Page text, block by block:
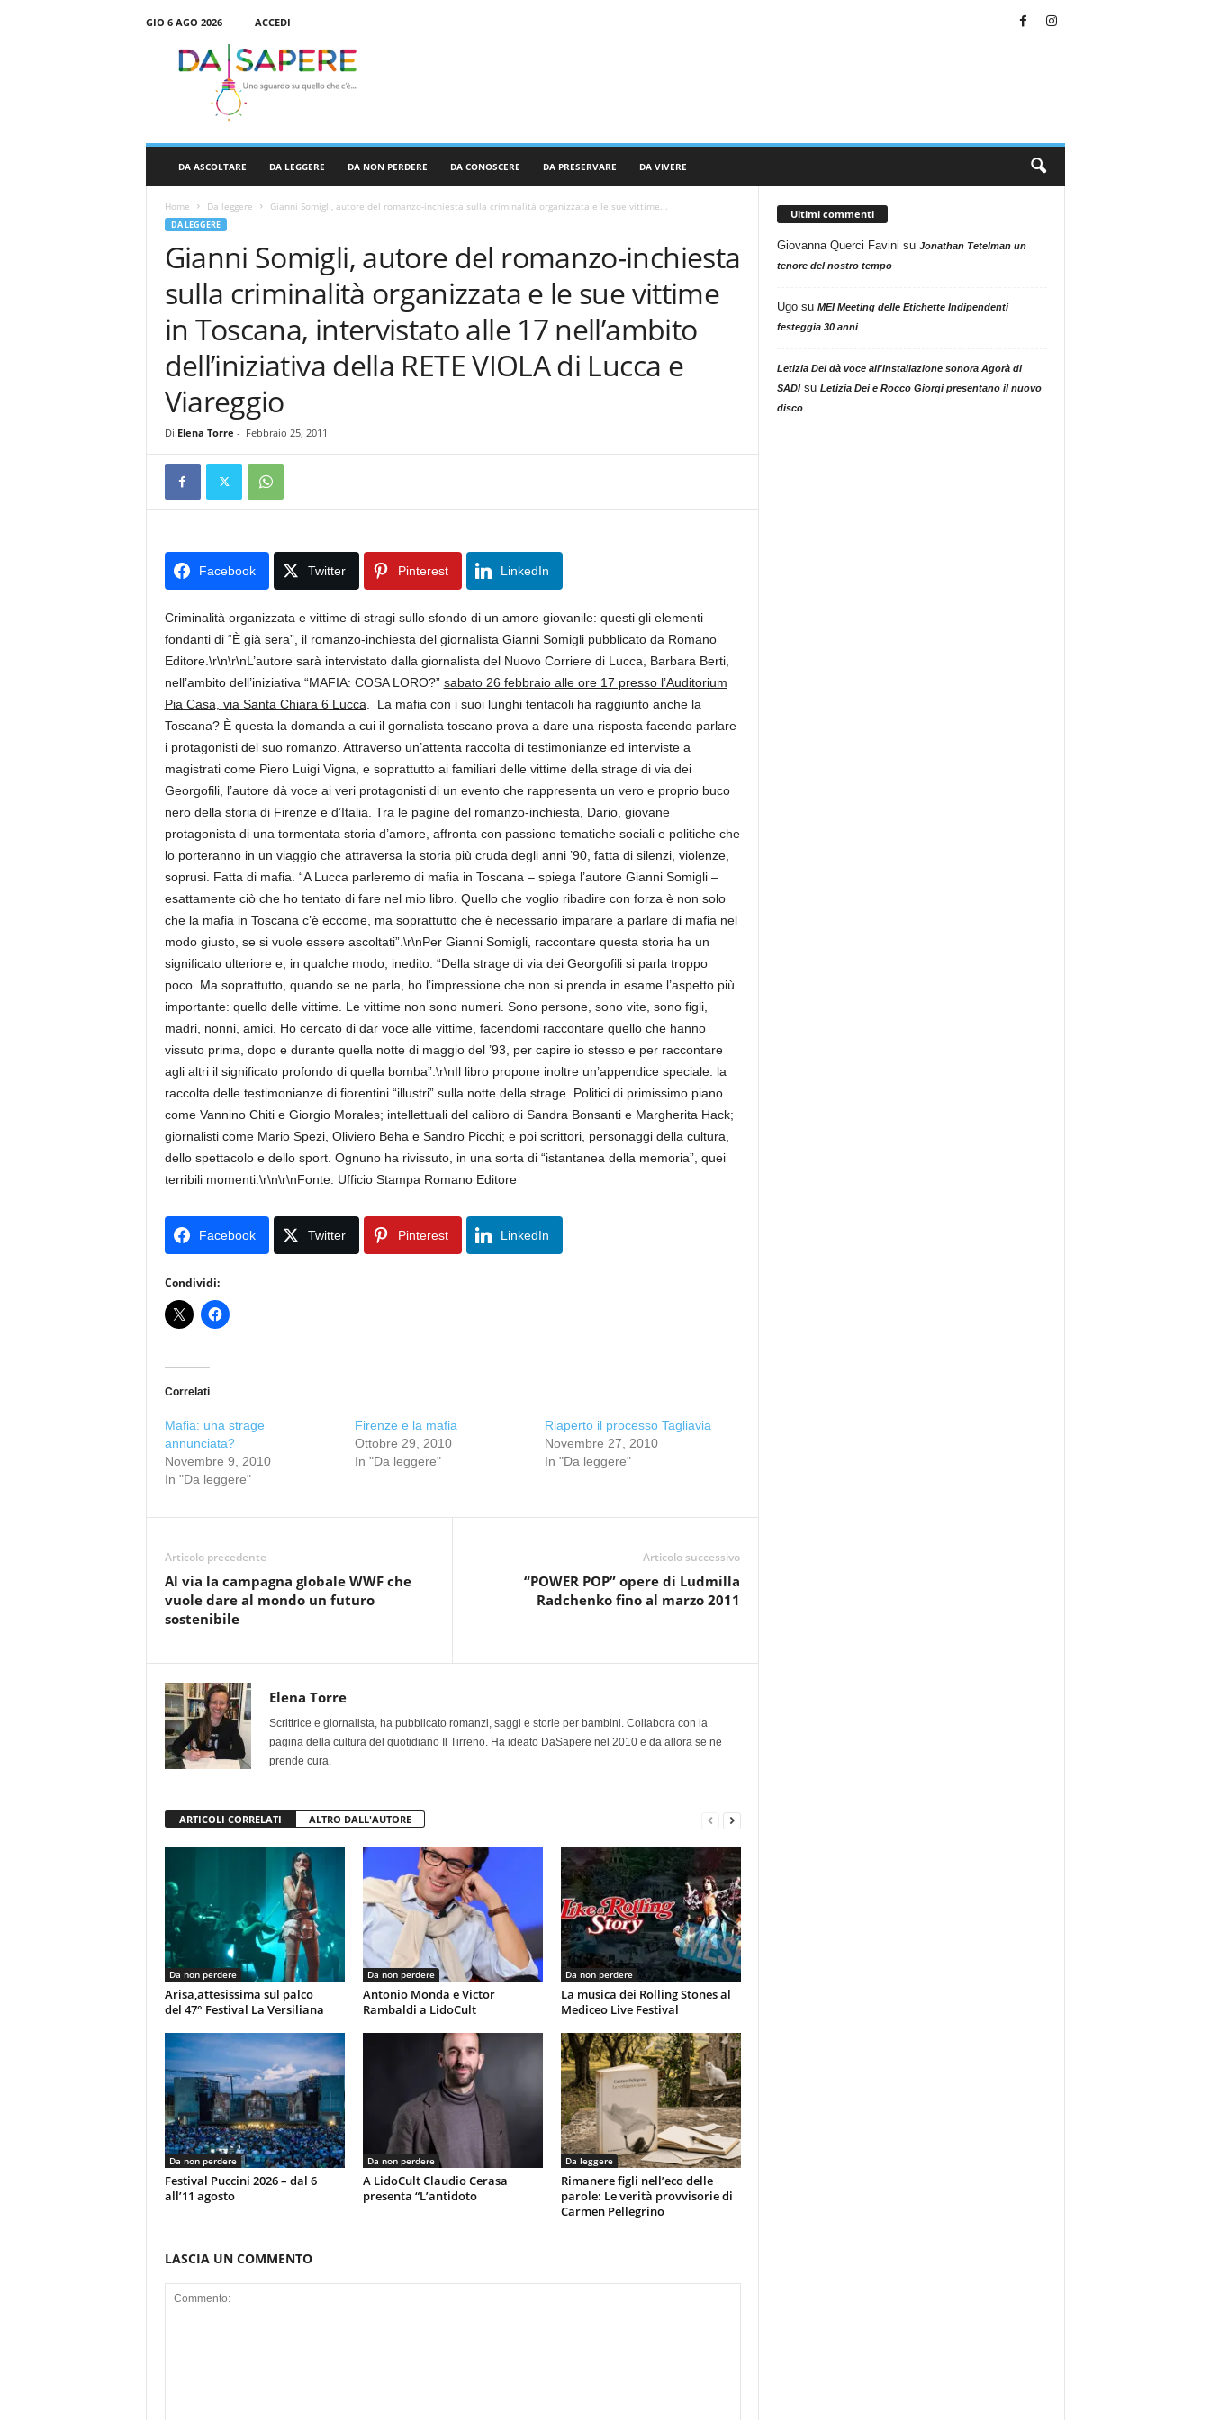
GIO 6 AGO 2026
ACCEDI
DA ASCOLTARE DA LEGGERE DA NON PERDERE DA CONOSCERE DA PRESERVARE DA VIVERE
Home Da leggere Gianni Somigli, autore del romanzo-inchiesta sulla criminalità organizzata e le sue vittime...
DA LEGGERE
Gianni Somigli, autore del romanzo-inchiesta
sulla criminalità organizzata e le sue vittime
in Toscana, intervistato alle 17 nell’ambito
dell’iniziativa della RETE VIOLA di Lucca e
Viareggio
Di Elena Torre - Febbraio 25, 2011
Facebook Twitter Pinterest LinkedIn
Criminalità organizzata e vittime di stragi sullo sfondo di un amore giovanile: questi gli elementi
fondanti di “È già sera”, il romanzo-inchiesta del giornalista Gianni Somigli pubblicato da Romano
Editore.\r\n\r\nL’autore sarà intervistato dalla giornalista del Nuovo Corriere di Lucca, Barbara Berti,
nell’ambito dell’iniziativa “MAFIA: COSA LORO?” sabato 26 febbraio alle ore 17 presso l’Auditorium
Pia Casa, via Santa Chiara 6 Lucca . La mafia con i suoi lunghi tentacoli ha raggiunto anche la
Toscana? È questa la domanda a cui il gornalista toscano prova a dare una risposta facendo parlare
i protagonisti del suo romanzo. Attraverso un’attenta raccolta di testimonianze ed interviste a
magistrati come Piero Luigi Vigna, e soprattutto ai familiari delle vittime della strage di via dei
Georgofili, l’autore dà voce ai veri protagonisti di un evento che rappresenta un vero e proprio buco
nero della storia di Firenze e d’Italia. Tra le pagine del romanzo-inchiesta, Dario, giovane
protagonista di una tormentata storia d’amore, affronta con passione tematiche sociali e politiche che
lo porteranno in un viaggio che attraversa la storia più cruda degli anni ’90, fatta di silenzi, violenze,
soprusi. Fatta di mafia. “A Lucca parleremo di mafia in Toscana – spiega l’autore Gianni Somigli –
esattamente ciò che ho tentato di fare nel mio libro. Quello che voglio ribadire con forza è non solo
che la mafia in Toscana c’è eccome, ma soprattutto che è necessario imparare a parlare di mafia nel
modo giusto, se si vuole essere ascoltati”.\r\nPer Gianni Somigli, raccontare questa storia ha un
significato ulteriore e, in qualche modo, inedito: “Della strage di via dei Georgofili si parla troppo
poco. Ma soprattutto, quando se ne parla, ho l’impressione che non si prenda in esame l’aspetto più
importante: quello delle vittime. Le vittime non sono numeri. Sono persone, sono vite, sono figli,
madri, nonni, amici. Ho cercato di dar voce alle vittime, facendomi raccontare quello che hanno
vissuto prima, dopo e durante quella notte di maggio del ’93, per capire io stesso e per raccontare
agli altri il significato profondo di quella bomba”.\r\nIl libro propone inoltre un’appendice speciale: la
raccolta delle testimonianze di fiorentini “illustri” sulla notte della strage. Politici di primissimo piano
come Vannino Chiti e Giorgio Morales; intellettuali del calibro di Sandra Bonsanti e Margherita Hack;
giornalisti come Mario Spezi, Oliviero Beha e Sandro Picchi; e poi scrittori, personaggi della cultura,
dello spettacolo e dello sport. Ognuno ha rivissuto, in una sorta di “istantanea della memoria”, quei
terribili momenti.\r\n\r\nFonte: Ufficio Stampa Romano Editore
Facebook Twitter Pinterest LinkedIn
Condividi:
Correlati
Mafia: una strage
annunciata?
Novembre 9, 2010
In "Da leggere"
Firenze e la mafia
Ottobre 29, 2010
In "Da leggere"
Riaperto il processo Tagliavia
Novembre 27, 2010
In "Da leggere"
Articolo precedente
Al via la campagna globale WWF che
vuole dare al mondo un futuro
sostenibile
Articolo successivo
“POWER POP” opere di Ludmilla
Radchenko fino al marzo 2011
Elena Torre
Scrittrice e giornalista, ha pubblicato romanzi, saggi e storie per bambini. Collabora con la
pagina della cultura del quotidiano Il Tirreno. Ha ideato DaSapere nel 2010 e da allora se ne
prende cura.
ARTICOLI CORRELATI ALTRO DALL'AUTORE
Da non perdere
Arisa,attesissima sul palco
del 47° Festival La Versiliana
Da non perdere
Antonio Monda e Victor
Rambaldi a LidoCult
Da non perdere
La musica dei Rolling Stones al
Mediceo Live Festival
Da non perdere
Festival Puccini 2026 – dal 6
all’11 agosto
Da non perdere
A LidoCult Claudio Cerasa
presenta “L’antidoto
Da leggere
Rimanere figli nell’eco delle
parole: Le verità provvisorie di
Carmen Pellegrino
LASCIA UN COMMENTO
Ultimi commenti
Giovanna Querci Favini su Jonathan Tetelman un
tenore del nostro tempo
Ugosu MEI Meeting delle Etichette Indipendenti
festeggia 30 anni
Letizia Dei dà voce all'installazione sonora Agorà di
SADIsu Letizia Dei e Rocco Giorgi presentano il nuovo
disco